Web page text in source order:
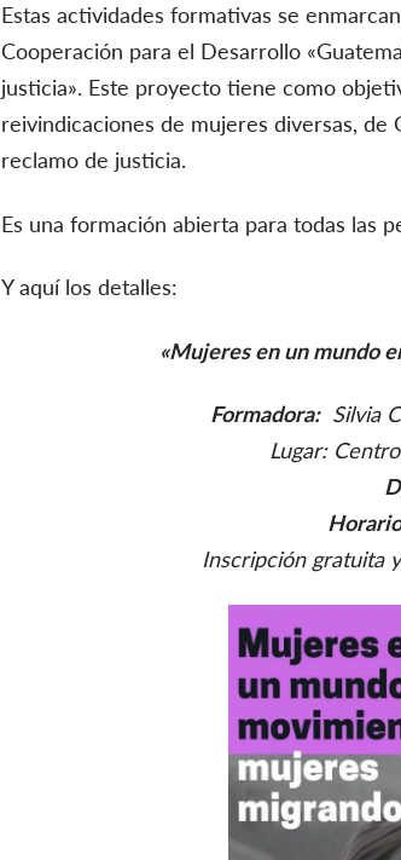
Estas actividades formativas se
Cooperación para el Desarrollo
justicia». Este proyecto tiene como
reivindicaciones de mujeres diversas,
reclamo de justicia.
Es una formación abierta para todas las
Y aquí los detalles:
«Mujeres en un mundo
Formadora:Silvia
Lugar:
Inscripción gratuita